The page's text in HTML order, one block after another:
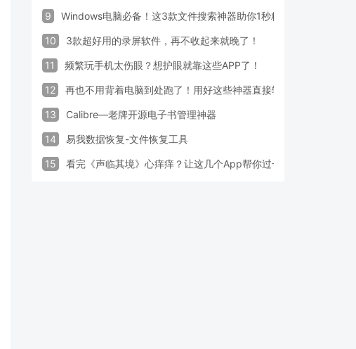
9 Windows电脑必备！这3款文件搜索神器助你1秒精准定位文件
10 3款超好用的录屏软件，再不收起来就晚了！
11 频繁玩手机太伤眼？想护眼就靠这些APP了！
12 再也不用背着电脑到处跑了！用好这些神器直接轻松办公
13 Calibre—老牌开源电子书管理神器
14 易我数据恢复-文件恢复工具
15 看完《声临其境》心痒痒？让这几个App帮你过一把配音瘾